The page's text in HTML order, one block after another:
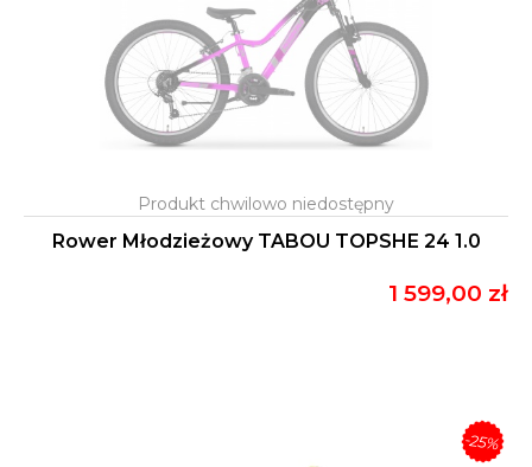
Rower Młodzieżowy TABOU TOPSHE 24 1.0
1 599,00 zł
-25%